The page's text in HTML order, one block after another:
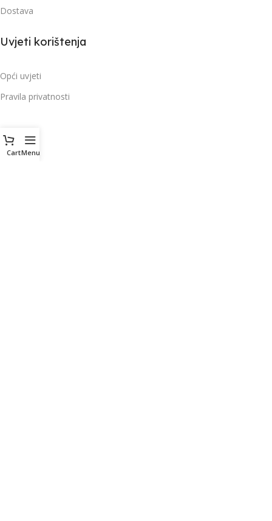
Dostava
Uvjeti korištenja
Opći uvjeti
Pravila privatnosti
CartMenu